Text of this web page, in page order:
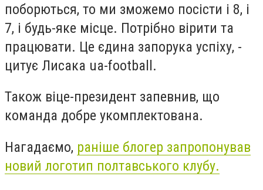
поборються, то ми зможемо посісти і 8, і
7, і будь-яке місце. Потрібно вірити та
працювати. Це єдина запорука успіху, -
цитує Лисака ua-football.
Також віце-президент запевнив, що
команда добре укомплектована.
Нагадаємо, раніше блогер запропонував
новий логотип полтавського клубу.